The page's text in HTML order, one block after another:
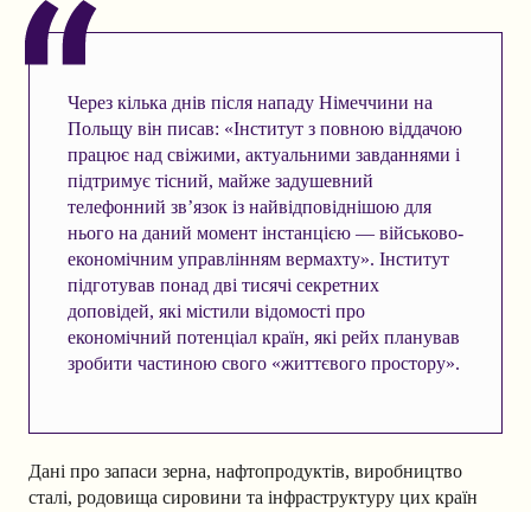
Через кілька днів після нападу Німеччини на
Польщу він писав: «Інститут з повною віддачою
працює над свіжими, актуальними завданнями і
підтримує тісний, майже задушевний
телефонний зв’язок із найвідповіднішою для
нього на даний момент інстанцією — військово-
економічним управлінням вермахту». Інститут
підготував понад дві тисячі секретних
доповідей, які містили відомості про
економічний потенціал країн, які рейх планував
зробити частиною свого «життєвого простору».
Дані про запаси зерна, нафтопродуктів, виробництво
сталі, родовища сировини та інфраструктуру цих країн